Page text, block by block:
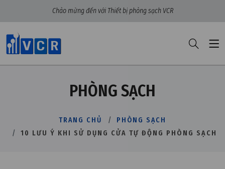
Chào mừng đến với Thiết bị phòng sạch VCR
PHÒNG SẠCH
TRANG CHỦ
PHÒNG SẠCH
10 LƯU Ý KHI SỬ DỤNG CỬA TỰ ĐỘNG PHÒNG SẠCH